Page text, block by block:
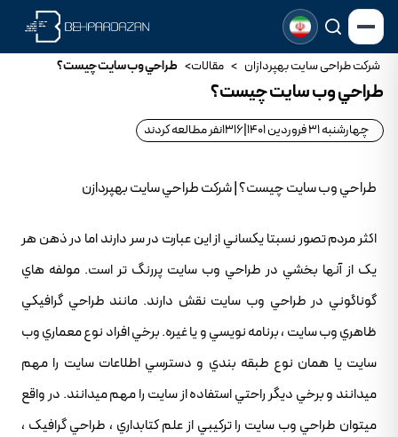
شرکت طراحی سایت بهپردازان > مقالات> طراحي وب سايت چيست؟
طراحي وب سايت چيست؟
چهارشنبه 31 فروردین 1401 1316نفر مطالعه کردند
طراحي وب سايت چيست؟ | شرکت طراحي سايت بهپردازن
اکثر مردم تصور نسبتا يکساني از اين عبارت در سر دارند اما در ذهن هر
يک از آنها بخشي در طراحي وب سايت پررنگ تر است. مولفه هاي
گوناگوني در طراحي وب سايت نقش دارند. مانند طراحي گرافيکي
ظاهري وب سايت ، برنامه نويسي و يا غيره. برخي افراد نوع معماري وب
سايت يا همان نوع طبقه بندي و دسترسي اطلاعات سايت را مهم
ميدانند و برخي ديگر راحتي استفاده از سايت را مهم ميدانند. در واقع
ميتوان طراحي وب سايت را ترکيبي از علم کتابداري ، طراحي گرافيک ،